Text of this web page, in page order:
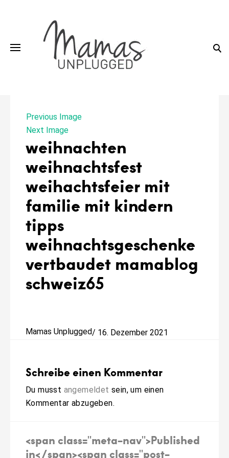
Previous Image
Next Image
weihnachten
weihnachtsfest
weihachtsfeier mit
familie mit kindern
tipps
weihnachtsgeschenke
vertbaudet mamablog
schweiz65
Mamas Unplugged/ 16. Dezember 2021
Schreibe einen Kommentar
Du musst angemeldet sein, um einen
Kommentar abzugeben.
<span class="meta-nav">Published
in</span><span class="post-